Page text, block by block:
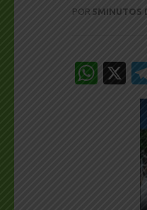
POR 5MINUTOS
X